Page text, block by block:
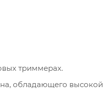
триммерах.
обладающего высокой